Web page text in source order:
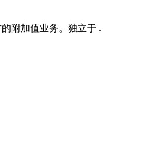
附加值业务。独立于 .